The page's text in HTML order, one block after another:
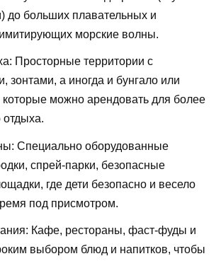
до больших плавательных и
морские волны.
Просторные территории с
зонтами, а иногда и бунгало или
которые можно арендовать для более
отдыха.
Специально оборудованные
спрей-парки, безопасные
где дети безопасно и весело
под присмотром.
Кафе, рестораны, фаст-фуды и
выбором блюд и напитков, чтобы